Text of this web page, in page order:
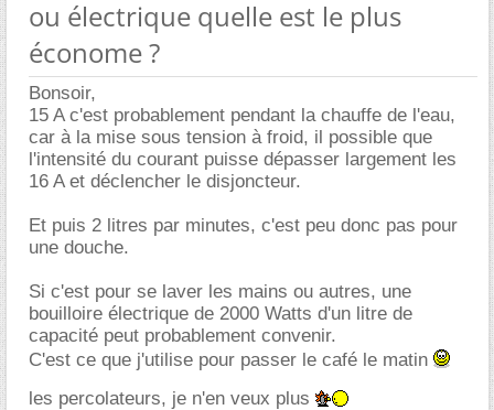
ou électrique quelle est le plus
économe ?
Bonsoir,
15 A c'est probablement pendant la chauffe de l'eau,
car à la mise sous tension à froid, il possible que
l'intensité du courant puisse dépasser largement les
16 A et déclencher le disjoncteur.
Et puis 2 litres par minutes, c'est peu donc pas pour
une douche.
Si c'est pour se laver les mains ou autres, une
bouilloire électrique de 2000 Watts d'un litre de
capacité peut probablement convenir.
C'est ce que j'utilise pour passer le café le matin
les percolateurs, je n'en veux plus